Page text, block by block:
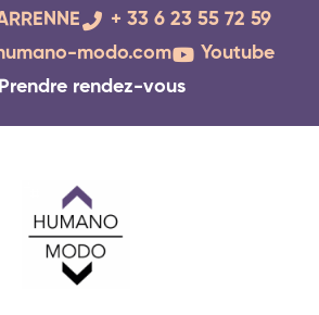
+ 33 6 23 55 72 59
modo.com
Youtube
Prendre rendez-vous